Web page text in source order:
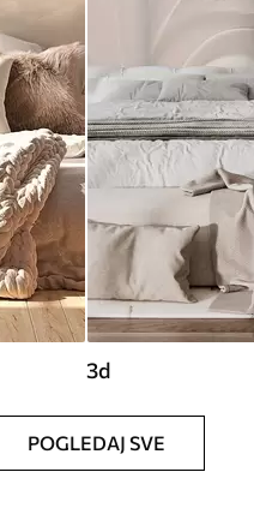
3d
POGLEDAJ SVE